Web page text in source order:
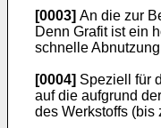
[0003] An die zur
Denn Grafit ist ein
schnelle
[0004] Speziell für
auf die aufgrund
des Werkstoffs (bis